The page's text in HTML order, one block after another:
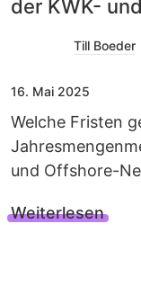
der KWK-
Till Boeder
16. Mai 2025
Welche Fristen
und Offshore-
Weiterlesen